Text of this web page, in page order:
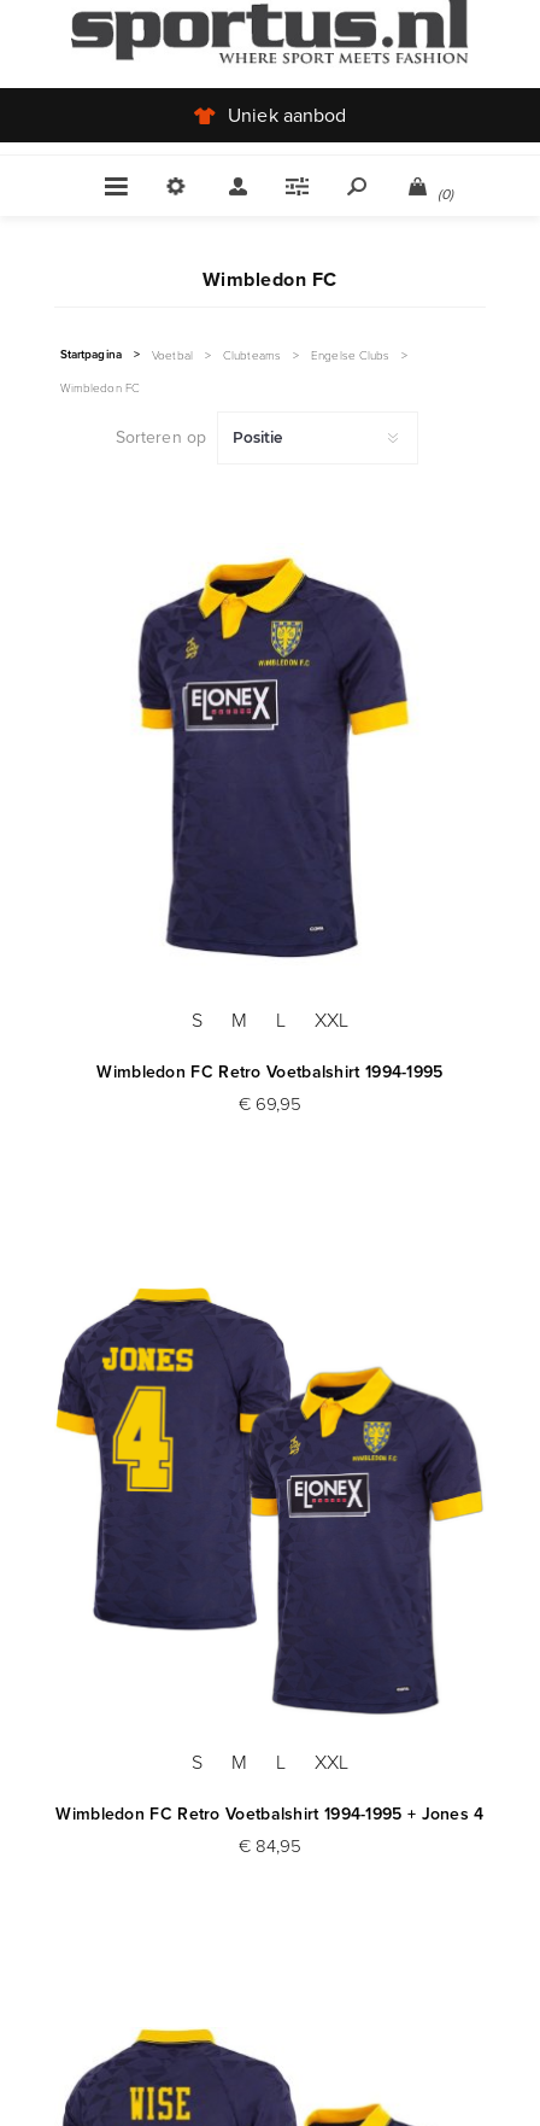
Uniek aanbod
(0)
Startpagina > Voetbal > Clubteams > Engelse Clubs
>
Wimbledon FC
Wimbledon FC
Sorteren op
S M L XXL
Wimbledon FC Retro Voetbalshirt 1994-1995
€ 69,95
S M L XXL
Wimbledon FC Retro Voetbalshirt 1994-1995 + Jones 4
€ 84,95